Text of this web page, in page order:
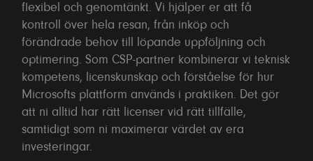
flexibel och genomtänkt. Vi hjälper er att få
kontroll över hela resan, från inköp och
förändrade behov till löpande uppföljning och
optimering. Som CSP-partner kombinerar vi teknisk
kompetens, licenskunskap och förståelse för hur
Microsofts plattform används i praktiken. Det gör
att ni alltid har rätt licenser vid rätt tillfälle,
samtidigt som ni maximerar värdet av era
investeringar.